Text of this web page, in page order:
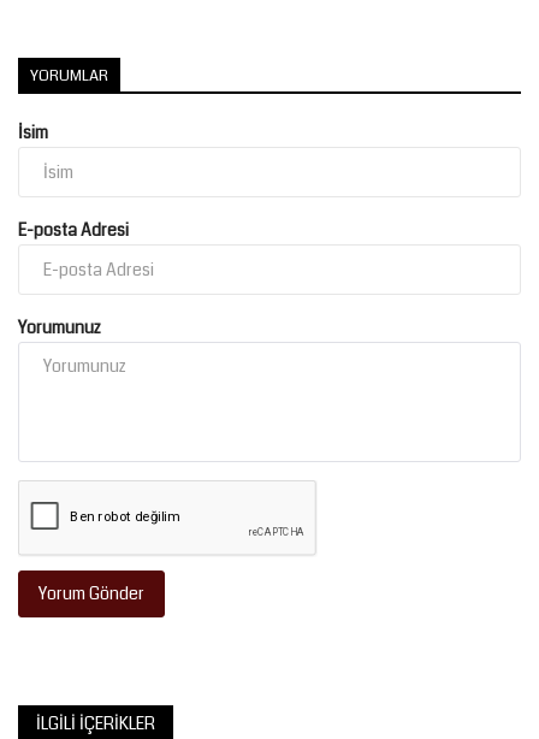
YORUMLAR
İsim
E-posta Adresi
Yorumunuz
Yorum Gönder
İLGILI İÇERIKLER